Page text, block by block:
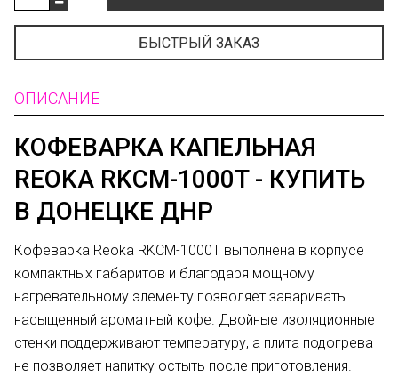
БЫСТРЫЙ ЗАКАЗ
ОПИСАНИЕ
КОФЕВАРКА КАПЕЛЬНАЯ
REOKA RKCM-1000T - КУПИТЬ
В ДОНЕЦКЕ ДНР
Кофеварка Reoka RKCM-1000T выполнена в корпусе
компактных габаритов и благодаря мощному
нагревательному элементу позволяет заваривать
насыщенный ароматный кофе. Двойные изоляционные
стенки поддерживают температуру, а плита подогрева
не позволяет напитку остыть после приготовления.